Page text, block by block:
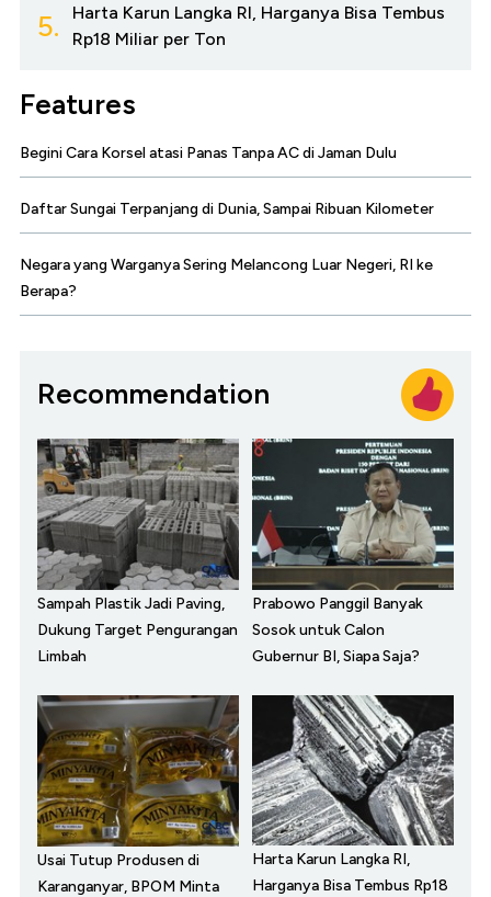
5.
Harta Karun Langka RI, Harganya Bisa Tembus
Rp18 Miliar per Ton
Features
Begini Cara Korsel atasi Panas Tanpa AC di Jaman Dulu
Daftar Sungai Terpanjang di Dunia, Sampai Ribuan Kilometer
Negara yang Warganya Sering Melancong Luar Negeri, RI ke
Berapa?
Recommendation
Sampah Plastik Jadi Paving,
Dukung Target Pengurangan
Limbah
Prabowo Panggil Banyak
Sosok untuk Calon
Gubernur BI, Siapa Saja?
Usai Tutup Produsen di
Karanganyar, BPOM Minta
Harta Karun Langka RI,
Harganya Bisa Tembus Rp18